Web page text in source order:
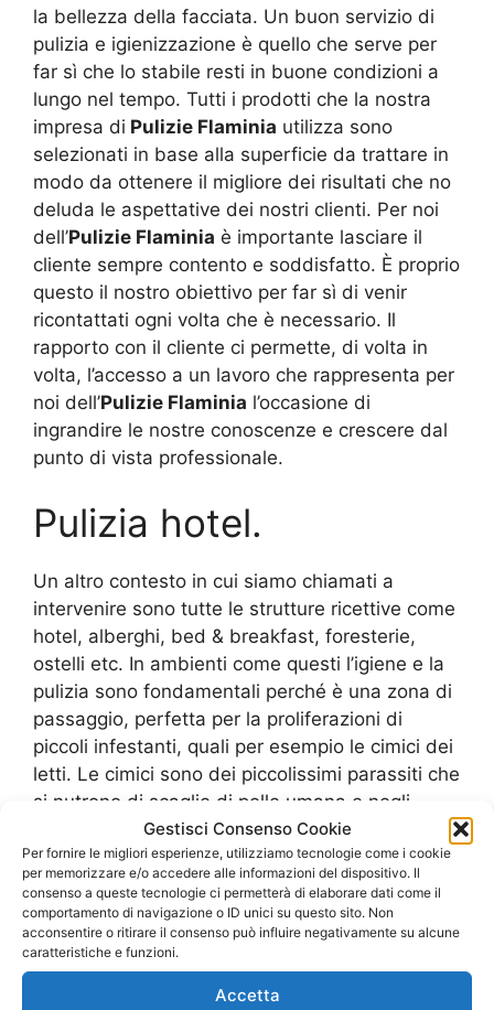
Gestisci Consenso Cookie
Per fornire le migliori esperienze, utilizziamo tecnologie come i cookie
per memorizzare e/o accedere alle informazioni del dispositivo. Il
consenso a queste tecnologie ci permetterà di elaborare dati come il
comportamento di navigazione o ID unici su questo sito. Non
acconsentire o ritirare il consenso può influire negativamente su alcune
caratteristiche e funzioni.
Accetta
la bellezza della facciata. Un buon servizio di
pulizia e igienizzazione è quello che serve per
far sì che lo stabile resti in buone condizioni a
lungo nel tempo. Tutti i prodotti che la nostra
impresa di Pulizie Flaminia utilizza sono
selezionati in base alla superficie da trattare in
modo da ottenere il migliore dei risultati che no
deluda le aspettative dei nostri clienti. Per noi
dell’Pulizie Flaminia è importante lasciare il
cliente sempre contento e soddisfatto. È proprio
questo il nostro obiettivo per far sì di venir
ricontattati ogni volta che è necessario. Il
rapporto con il cliente ci permette, di volta in
volta, l’accesso a un lavoro che rappresenta per
noi dell’Pulizie Flaminia l’occasione di
ingrandire le nostre conoscenze e crescere dal
punto di vista professionale.
Pulizia hotel.
Un altro contesto in cui siamo chiamati a
intervenire sono tutte le strutture ricettive come
hotel, alberghi, bed & breakfast, foresterie,
ostelli etc. In ambienti come questi l’igiene e la
pulizia sono fondamentali perché è una zona di
passaggio, perfetta per la proliferazioni di
piccoli infestanti, quali per esempio le cimici dei
letti. Le cimici sono dei piccolissimi parassiti che
si nutrono di scaglie di pelle umana e negli
alberghi non puliti a sufficienza, ce n’è in
abbondanza. I nostri macchinari con cui
dotiamo gli addetti hanno diverse funzioni come
quella al vapore. Una macchina a vapore
sprigiona vapore acqueo ad alte temperature
che serve per disinfettare e uccide tutti i germi
e batteri, nonché infestanti come le fastidiose